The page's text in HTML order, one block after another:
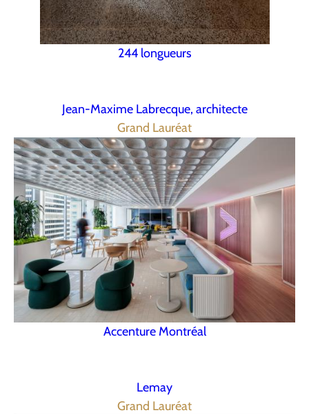
244 longueurs
Jean-Maxime Labrecque, architecte
Grand Lauréat
Accenture Montréal
Lemay
Grand Lauréat